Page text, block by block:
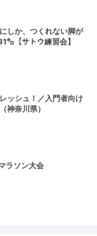
しか、つくれない脚が
㌔【サトウ練習会】
ッシュ！／入門者向け
神奈川県）
ラソン大会